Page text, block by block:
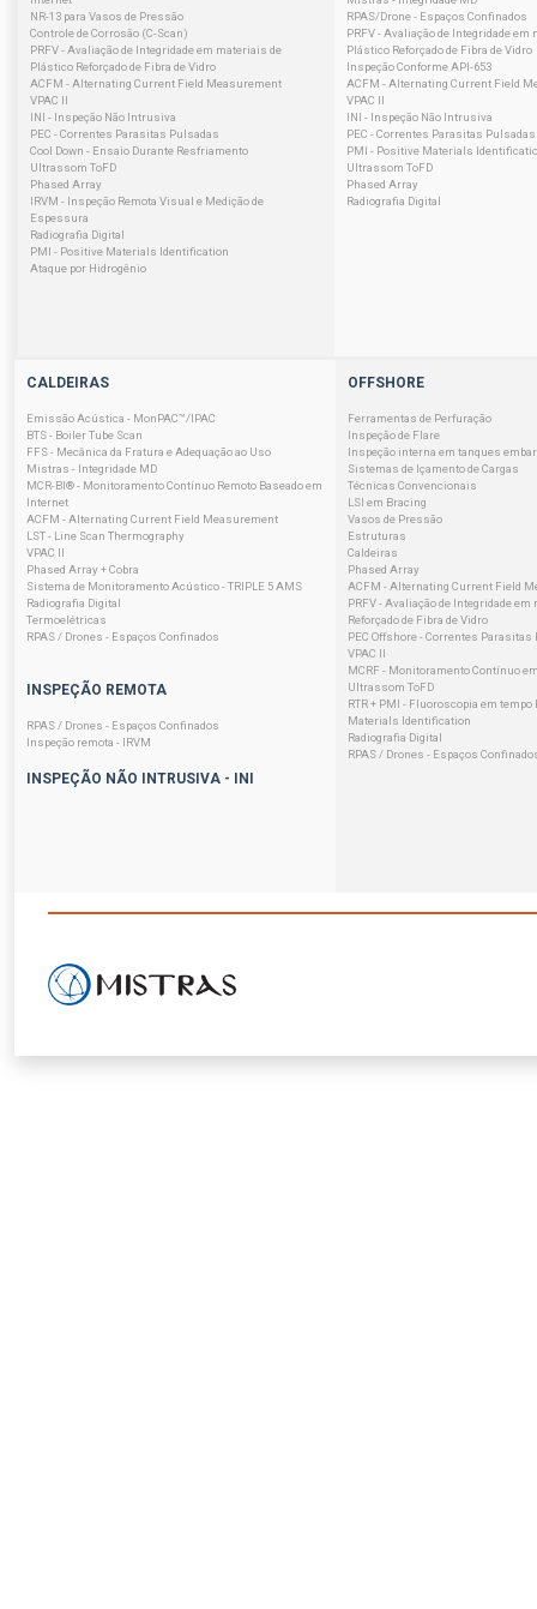
NR-13 para Vasos de Pressão
Controle de Corrosão (C-Scan)
PRFV - Avaliação de Integridade em materiais de
Plástico Reforçado de Fibra de Vidro
ACFM - Alternating Current Field Measurement
VPAC II
INI - Inspeção Não Intrusiva
PEC - Correntes Parasitas Pulsadas
Cool Down - Ensaio Durante Resfriamento
Ultrassom ToFD
Phased Array
IRVM - Inspeção Remota Visual e Medição de
Espessura
Radiografia Digital
PMI - Positive Materials Identification
Ataque por Hidrogênio
RPAS/Drone - Espaços Confinados
PRFV - Avaliação de Integridade em
Plástico Reforçado de Fibra de Vidro
Inspeção Conforme API-653
ACFM - Alternating Current Field
VPAC II
INI - Inspeção Não Intrusiva
PEC - Correntes Parasitas Pulsadas
PMI - Positive Materials
Ultrassom ToFD
Phased Array
Radiografia Digital
CALDEIRAS
Emissão Acústica - MonPAC™/IPAC
BTS - Boiler Tube Scan
FFS - Mecânica da Fratura e Adequação ao Uso
Mistras - Integridade MD
MCR-BI® - Monitoramento Contínuo Remoto Baseado em
Internet
ACFM - Alternating Current Field Measurement
LST - Line Scan Thermography
VPAC II
Phased Array + Cobra
Sistema de Monitoramento Acústico - TRIPLE 5 AMS
Radiografia Digital
Termoelétricas
RPAS / Drones - Espaços Confinados
INSPEÇÃO REMOTA
RPAS / Drones - Espaços Confinados
Inspeção remota - IRVM
INSPEÇÃO NÃO INTRUSIVA - INI
OFFSHORE
Ferramentas de Perfuração
Inspeção de Flare
Inspeção interna em tanques
Sistemas de Içamento de Cargas
Técnicas Convencionais
LSI em Bracing
Vasos de Pressão
Estruturas
Caldeiras
Phased Array
ACFM - Alternating Current Field
PRFV - Avaliação de Integridade
Reforçado de Fibra de Vidro
PEC Offshore - Correntes Parasitas
VPAC II
MCRF - Monitoramento Contínuo
Ultrassom ToFD
RTR + PMI - Fluoroscopia em tempo
Materials Identification
Radiografia Digital
RPAS / Drones - Espaços